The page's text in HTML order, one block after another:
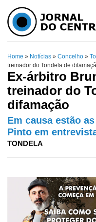
Home » Notícias » Concelho »
treinador do Tondela de
Ex-árbitro
treinador do
difamação
Em causa estão
Pinto em
TONDELA